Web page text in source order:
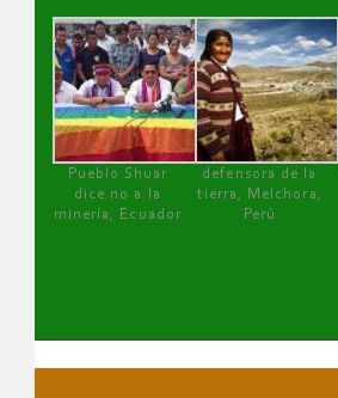
Pueblo Shuar
dice no a la
minería, Ecuador
defensora de la
tierra, Melchora,
Perú